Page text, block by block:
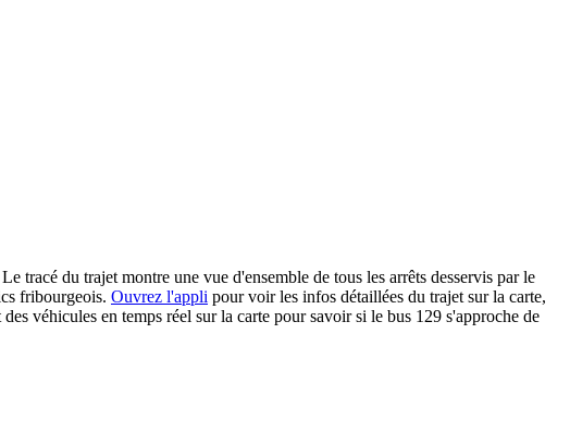
du trajet montre une vue d'ensemble de tous les arrêts desservis par le
fribourgeois. Ouvrez l'appli pour voir les infos détaillées du trajet sur la carte,
véhicules en temps réel sur la carte pour savoir si le bus 129 s'approche de